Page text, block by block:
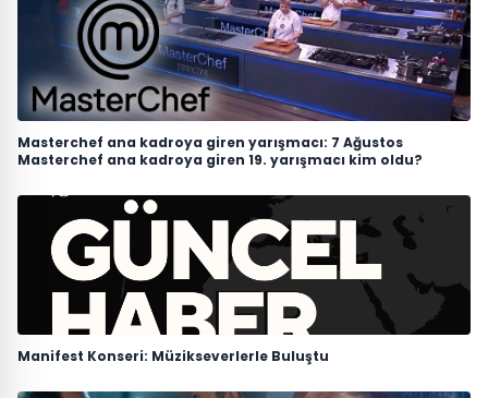
Masterchef ana kadroya giren yarışmacı: 7 Ağustos
Masterchef ana kadroya giren 19. yarışmacı kim oldu?
Manifest Konseri: Müzikseverlerle Buluştu